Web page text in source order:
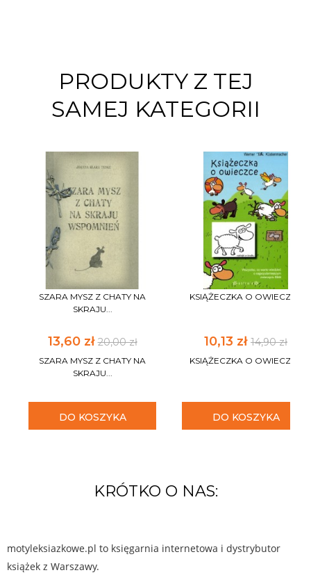
PRODUKTY Z TEJ
SAMEJ KATEGORII
SZARA MYSZ Z CHATY NA
SKRAJU...
13,60 zł20,00 zł
SZARA MYSZ Z CHATY NA
SKRAJU...
DO KOSZYKA
KSIĄŻECZKA O OWIECZCE
10,13 zł 14,90 zł
KSIĄŻECZKA O OWIECZCE
DO KOSZYKA
KRÓTKO O NAS:
motyleksiazkowe.pl to księgarnia internetowa i dystrybutor
książek z Warszawy.